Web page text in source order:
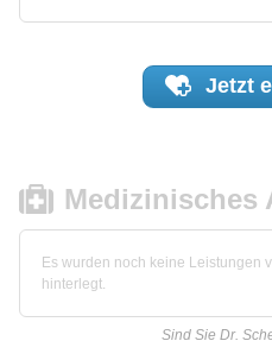
Jetzt
Medizinisches
Es wurden noch keine Leistungen
hinterlegt.
Sind Sie Dr.